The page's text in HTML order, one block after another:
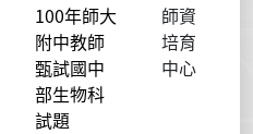
100年師大
附中教師
甄試國中
部生物科
試題
師資
培育
中心